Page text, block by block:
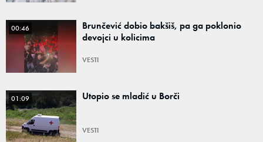
00:46
Brunčević dobio bakšiš, pa ga poklonio
devojci u kolicima
VESTI
01:09 Utopio se mladić u Borči
VESTI